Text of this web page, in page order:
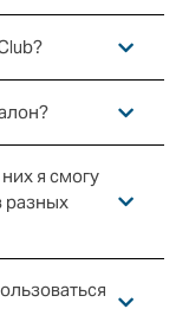
я смогу
разных